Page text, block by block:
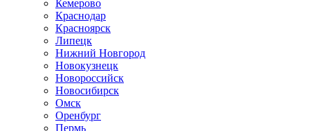
Кемерово
Краснодар
Красноярск
Липецк
Нижний Новгород
Новокузнецк
Новороссийск
Новосибирск
Омск
Оренбург
Пермь